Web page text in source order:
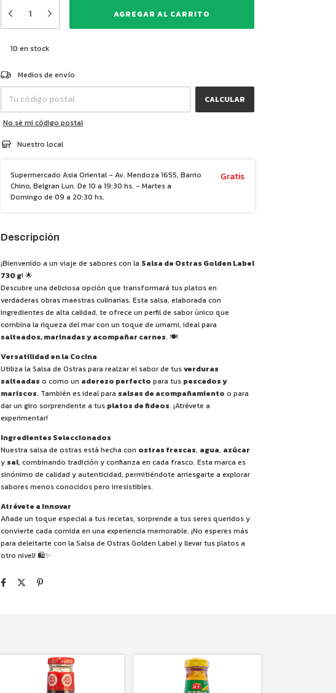
10 en stock
Entregas para el CP:
Medios de envío
CALCULAR
No sé mi código postal
Nuestro local
Supermercado Asia Oriental - Av. Mendoza 1655, Barrio
Chino, Belgran Lun. De 10 a 19:30 hs. - Martes a
Domingo de 09 a 20:30 hs.
Gratis
Descripción
¡Bienvenido a un viaje de sabores con la Salsa de Ostras Golden Label
730 g! 🌟
Descubre una deliciosa opción que transformará tus platos en
verdaderas obras maestras culinarias. Esta salsa, elaborada con
ingredientes de alta calidad, te ofrece un perfil de sabor único que
combina la riqueza del mar con un toque de umami, ideal para
salteados, marinadas y acompañar carnes. 🍽️
Versatilidad en la Cocina
Utiliza la Salsa de Ostras para realzar el sabor de tusverduras
salteadas o como un aderezo perfecto para tus pescados y
mariscos. También es ideal para salsas de acompañamiento o para
dar un giro sorprendente a tus platos de fideos. ¡Atrévete a
experimentar!
Ingredientes Seleccionados
Nuestra salsa de ostras está hecha con ostras frescas, agua, azúcar
y sal, combinando tradición y confianza en cada frasco. Esta marca es
sinónimo de calidad y autenticidad, permitiéndote arriesgarte a explorar
sabores menos conocidos pero irresistibles.
Atrévete a Innovar
Añade un toque especial a tus recetas, sorprende a tus seres queridos y
convierte cada comida en una experiencia memorable. ¡No esperes más
para deleitarte con la Salsa de Ostras Golden Label y llevar tus platos a
otro nivel! 🛍️✨